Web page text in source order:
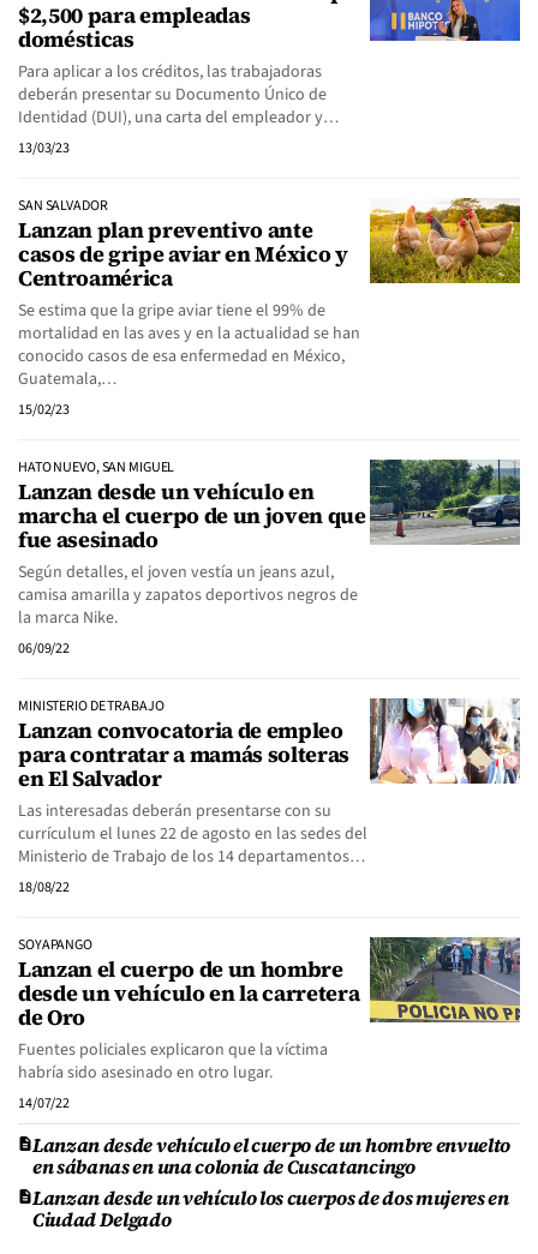
$2,500 para empleadas
domésticas
Para aplicar a los créditos, las trabajadoras
deberán presentar su Documento Único de
Identidad (DUI), una carta del empleador y…
13/03/23
SAN SALVADOR
Lanzan plan preventivo ante
casos de gripe aviar en México y
Centroamérica
Se estima que la gripe aviar tiene el 99% de
mortalidad en las aves y en la actualidad se han
conocido casos de esa enfermedad en México,
Guatemala,…
15/02/23
HATO NUEVO, SAN MIGUEL
Lanzan desde un vehículo en
marcha el cuerpo de un joven que
fue asesinado
Según detalles, el joven vestía un jeans azul,
camisa amarilla y zapatos deportivos negros de
la marca Nike.
06/09/22
MINISTERIO DE TRABAJO
Lanzan convocatoria de empleo
para contratar a mamás solteras
en El Salvador
Las interesadas deberán presentarse con su
currículum el lunes 22 de agosto en las sedes del
Ministerio de Trabajo de los 14 departamentos…
18/08/22
SOYAPANGO
Lanzan el cuerpo de un hombre
desde un vehículo en la carretera
de Oro
Fuentes policiales explicaron que la víctima
habría sido asesinado en otro lugar.
14/07/22
Lanzan desde vehículo el cuerpo de un hombre envuelto
en sábanas en una colonia de Cuscatancingo
Lanzan desde un vehículo los cuerpos de dos mujeres en
Ciudad Delgado